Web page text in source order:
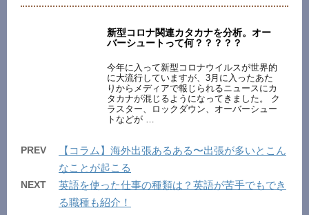
新型コロナ関連カタカナを分析。オー
バーシュートって何？？？？？
今年に入って新型コロナウイルスが世界的
に大流行していますが、3月に入ったあた
りからメディアで報じられるニュースにカ
タカナが混じるようになってきました。 ク
ラスター、ロックダウン、オーバーシュー
トなどが …
PREV
【コラム】海外出張あるある〜出張が多いとこん
なことが起こる
NEXT
英語を使った仕事の種類は？英語が苦手でもでき
る職種も紹介！